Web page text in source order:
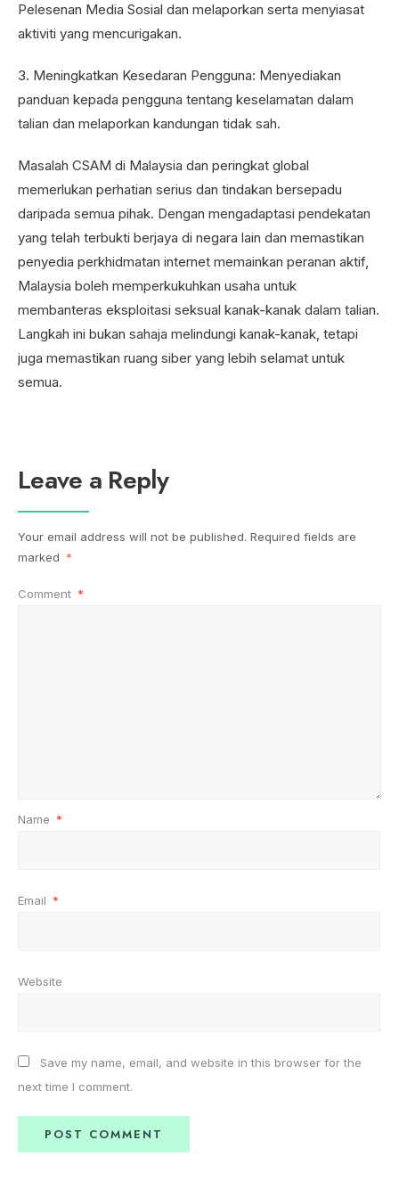
Pelesenan Media Sosial dan melaporkan serta menyiasat
aktiviti yang mencurigakan.
3. Meningkatkan Kesedaran Pengguna: Menyediakan
panduan kepada pengguna tentang keselamatan dalam
talian dan melaporkan kandungan tidak sah.
Masalah CSAM di Malaysia dan peringkat global
memerlukan perhatian serius dan tindakan bersepadu
daripada semua pihak. Dengan mengadaptasi pendekatan
yang telah terbukti berjaya di negara lain dan memastikan
penyedia perkhidmatan internet memainkan peranan aktif,
Malaysia boleh memperkukuhkan usaha untuk
membanteras eksploitasi seksual kanak-kanak dalam talian.
Langkah ini bukan sahaja melindungi kanak-kanak, tetapi
juga memastikan ruang siber yang lebih selamat untuk
semua.
Leave a Reply
Your email address will not be published. Required fields are
marked *
Comment *
Name *
Email *
Website
Save my name, email, and website in this browser for the
next time I comment.